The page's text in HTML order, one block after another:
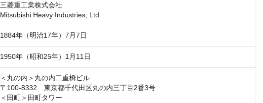
三菱重工業株式会社
Mitsubishi Heavy Industries, Ltd.
1884年（明治17年）7月7日
1950年（昭和25年）1月11日
＜丸の内＞丸の内二重橋ビル
〒100-8332　東京都千代田区丸の内三丁目2番3号
＜田町＞田町タワー